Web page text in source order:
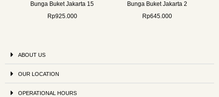
Bunga Buket Jakarta 15
Rp925.000
Bunga Buket Jakarta 2
Rp645.000
ABOUT US
OUR LOCATION
OPERATIONAL HOURS